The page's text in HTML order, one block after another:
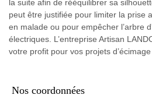
la suite afin de rééquilibrer sa
peut être justifiée pour limiter la prise
en malade ou pour empêcher l’arbre
électriques. L’entreprise Artisan
votre profit pour vos projets
Nos coordonnées